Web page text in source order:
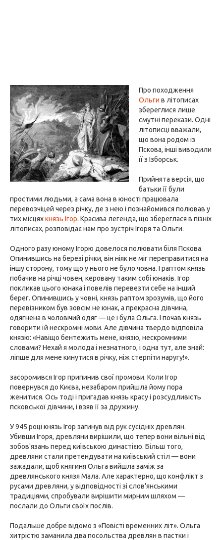
Про походження
Ольги в літописах
збереглися лише
смутні перекази. Одні
літописці вважали,
що вона родом із
Пскова, інші виводили
її з Ізборськ.
Прийнята версія, що
батьки її були
простими людьми, а сама вона в юності працювала
перевозчіцей через річку, де з нею і познайомився полював у
тих місцяхкнязь Ігор. Красива легенда, що збереглася в пізніх
літописах, розповідає нам про зустріч Ігоря та Ольги.
Одного разу юному Ігорю довелося полювати біля Пскова.
Опинившись на березі річки, він ніяк не міг переправитися на
іншу сторону, тому що у нього не було човна. І раптом князь
побачив на річці човен, керовану таким собі юнаків. Ігор
покликав цього юнака і повелів перевезти себе на інший
берег. Опинившись у човні, князь раптом зрозумів, що його
перевізником був зовсім не юнак, а прекрасна дівчина,
одягнена в чоловічий одяг — це і була Ольга. І почав князь
говорити їй нескромні мови. Але дівчина твердо відповіла
князю: «Навіщо бентежить мене, князю, нескромними
словами? Нехай я молода і незнатного, і одна тут, але знай:
ліпше для мене кинутися в річку, ніж стерпіти наругу!».
засоромився Ігор припинив свої промови. Коли Ігор
повернувся до Києва, незабаром прийшла йому пора
женитися. Ось тоді і пригадав князь красу і розсудливість
псковської дівчини, і взяв її за дружину.
У 945 році князь Ігор загинув від рук сусідніх древлян.
Убивши Ігоря, древляни вирішили, що тепер вони вільні від
зобов'язань перед київською династією. Більш того,
древляни стали претендувати на київський стіл — вони
зажадали, щоб княгиня Ольга вийшла заміж за
древлянського князя Мала. Але характерно, що конфлікт з
русами древляни, у відповідності зі слов'янськими
традиціями, спробували вирішити мирним шляхом —
послали до Ольги своїх послів.
Подальше добре відомо з «Повісті временних літ». Ольга
хитрістю заманила два посольства древлян в пастки і